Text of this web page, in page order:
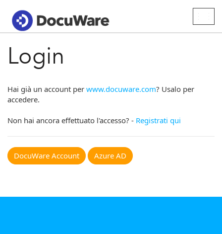
Login
Hai già un account per www.docuware.com? Usalo per
accedere.
Non hai ancora effettuato l'accesso? - Registrati qui
DocuWare Account Azure AD